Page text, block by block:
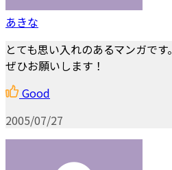
あきな
とても思い入れのあるマンガです。
ぜひお願いします！
Good
2005/07/27